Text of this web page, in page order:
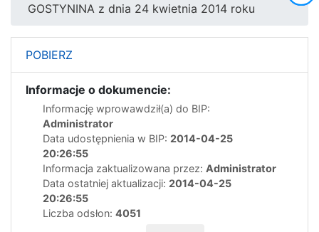
GOSTYNINA z dnia 24 kwietnia 2014 roku
POBIERZ
Informacje o dokumencie:
Informację wprowawdził(a) do BIP:
Administrator
Data udostępnienia w BIP: 2014-04-25
20:26:55
Informacja zaktualizowana przez: Administrator
Data ostatniej aktualizacji: 2014-04-25
20:26:55
Liczba odsłon: 4051